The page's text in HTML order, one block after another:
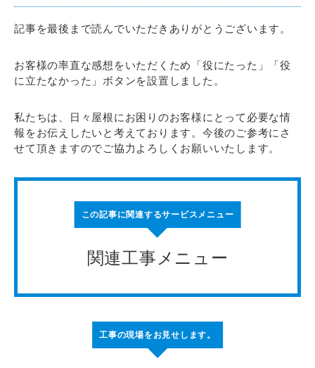
記事を最後まで読んでいただきありがとうございます。
お客様の率直な感想をいただくため「役にたった」「役
に立たなかった」ボタンを設置しました。
私たちは、日々屋根にお困りのお客様にとって必要な情
報をお伝えしたいと考えております。今後のご参考にさ
せて頂きますのでご協力よろしくお願いいたします。
この記事に関連するサービスメニュー
関連工事メニュー
工事の現場をお見せします。